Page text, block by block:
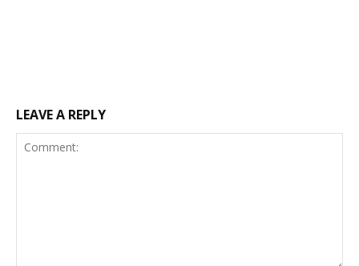
LEAVE A REPLY